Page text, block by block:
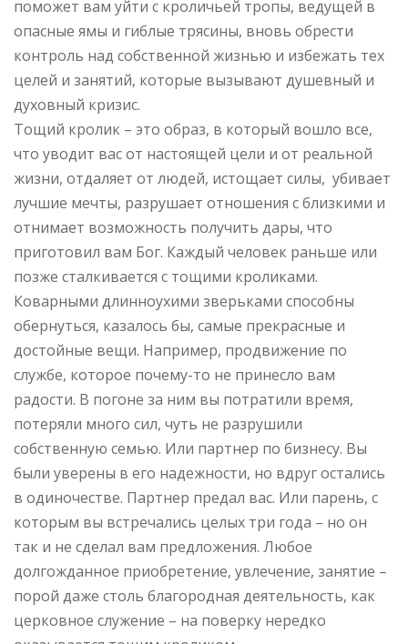
поможет вам уйти с кроличьей тропы, ведущей в
опасные ямы и гиблые трясины, вновь обрести
контроль над собственной жизнью и избежать тех
целей и занятий, которые вызывают душевный и
духовный кризис.
Тощий кролик – это образ, в который вошло все,
что уводит вас от настоящей цели и от реальной
жизни, отдаляет от людей, истощает силы, убивает
лучшие мечты, разрушает отношения с близкими и
отнимает возможность получить дары, что
приготовил вам Бог. Каждый человек раньше или
позже сталкивается с тощими кроликами.
Коварными длинноухими зверьками способны
обернуться, казалось бы, самые прекрасные и
достойные вещи. Например, продвижение по
службе, которое почему-то не принесло вам
радости. В погоне за ним вы потратили время,
потеряли много сил, чуть не разрушили
собственную семью. Или партнер по бизнесу. Вы
были уверены в его надежности, но вдруг остались
в одиночестве. Партнер предал вас. Или парень, с
которым вы встречались целых три года – но он
так и не сделал вам предложения. Любое
долгожданное приобретение, увлечение, занятие –
порой даже столь благородная деятельность, как
церковное служение – на поверку нередко